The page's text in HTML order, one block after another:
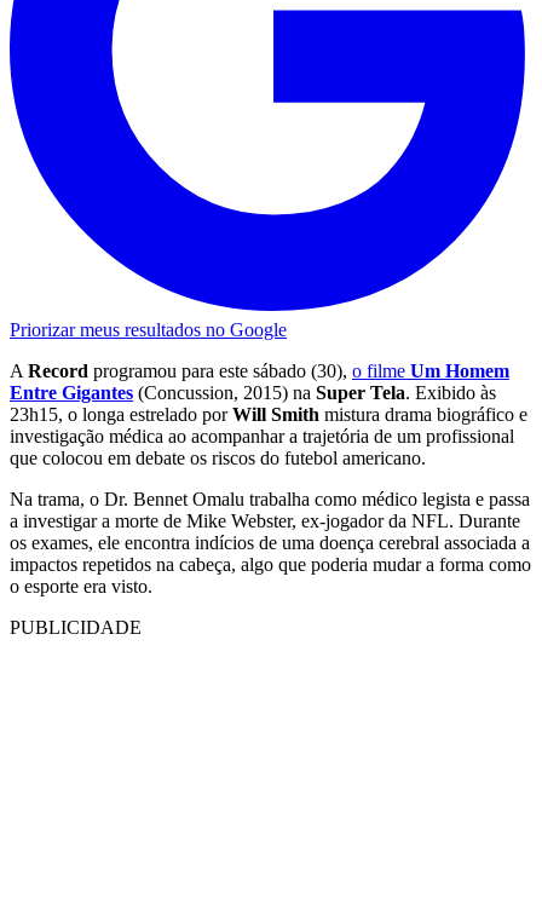
Priorizar meus resultados no Google
A Record programou para este sábado (30), o filme Um Homem
Entre Gigantes (Concussion, 2015) na Super Tela. Exibido às
23h15, o longa estrelado porWill Smith mistura drama biográfico e
investigação médica ao acompanhar a trajetória de um profissional
que colocou em debate os riscos do futebol americano.
Na trama, o Dr. Bennet Omalu trabalha como médico legista e passa
a investigar a morte de Mike Webster, ex-jogador da NFL. Durante
os exames, ele encontra indícios de uma doença cerebral associada a
impactos repetidos na cabeça, algo que poderia mudar a forma como
o esporte era visto.
PUBLICIDADE